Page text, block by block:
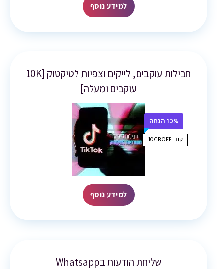
למידע נוסף
חבילות עוקבים, לייקים וצפיות לטיקטוק [10K
עוקבים ומעלה]
10% הנחה
קוד: 10GBOFF
למידע נוסף
שליחת הודעות בWhatsapp